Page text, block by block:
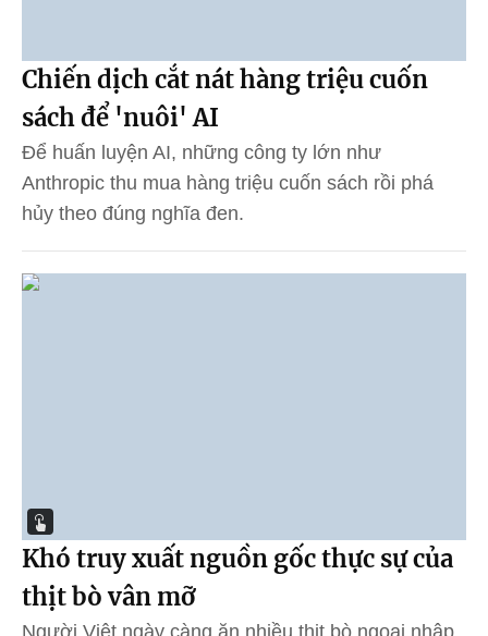
Chiến dịch cắt nát hàng triệu cuốn
sách để 'nuôi' AI
Để huấn luyện AI, những công ty lớn như
Anthropic thu mua hàng triệu cuốn sách rồi phá
hủy theo đúng nghĩa đen.
Khó truy xuất nguồn gốc thực sự của
thịt bò vân mỡ